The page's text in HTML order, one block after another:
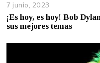
7 junio, 2023
¡Es hoy, es hoy! Bob
sus mejores temas